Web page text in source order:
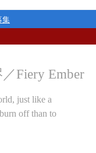
集
Fiery Ember
just like a
off than to